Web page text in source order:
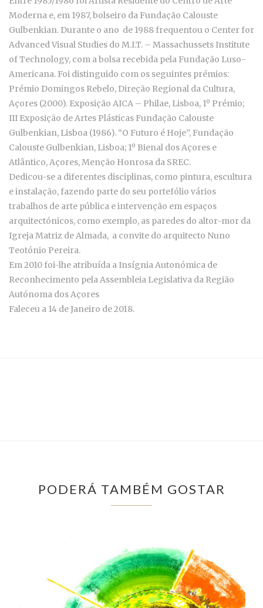
Moderna e, em 1987, bolseiro da Fundação Calouste
Gulbenkian. Durante o ano de 1988 frequentou o Center for
Advanced Visual Studies do M.I.T. – Massachussets Institute
of Technology, com a bolsa recebida pela Fundação Luso-
Americana. Foi distinguido com os seguintes prémios:
Prémio Domingos Rebelo, Direção Regional da Cultura,
Açores (2000). Exposição AICA – Philae, Lisboa, 1º Prémio;
III Exposição de Artes Plásticas Fundação Calouste
Gulbenkian, Lisboa (1986). “O Futuro é Hoje”, Fundação
Calouste Gulbenkian, Lisboa; 1º Bienal dos Açores e
Atlântico, Açores, Menção Honrosa da SREC.
Dedicou-se a diferentes disciplinas, como pintura, escultura
e instalação, fazendo parte do seu portefólio vários
trabalhos de arte pública e intervenção em espaços
arquitectónicos, como exemplo, as paredes do altor-mor da
Igreja Matriz de Almada, a convite do arquitecto Nuno
Teotónio Pereira.
Em 2010 foi-lhe atribuída a Insígnia Autonómica de
Reconhecimento pela Assembleia Legislativa da Região
Autónoma dos Açores
Faleceu a 14 de Janeiro de 2018.
PODERÁ TAMBÉM GOSTAR